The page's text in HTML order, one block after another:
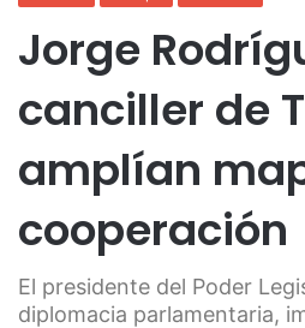
Jorge
canciller de
amplían
cooperación
El presidente del Poder
diplomacia parlamentaria,